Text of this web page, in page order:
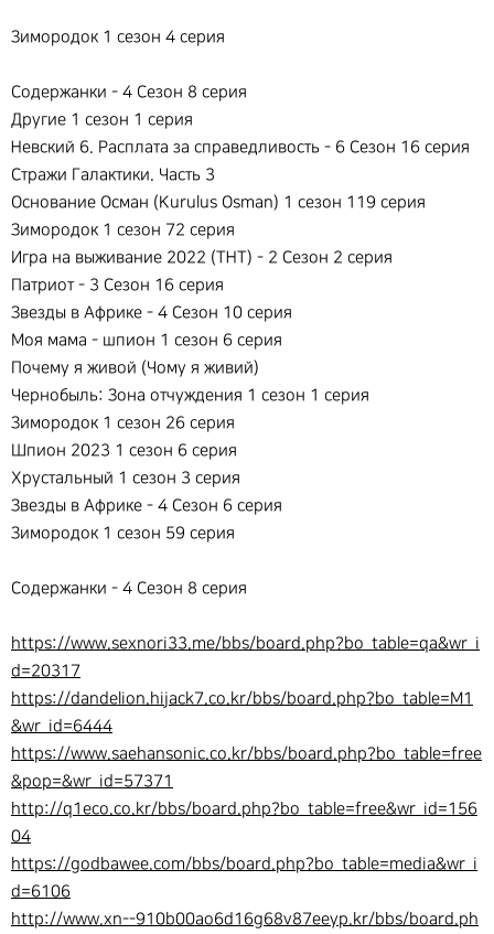
Зимородок 1 сезон 4 серия
Содержанки - 4 Сезон 8 серия
Другие 1 сезон 1 серия
Невский 6. Расплата за справедливость - 6 Сезон 16 серия
Стражи Галактики. Часть 3
Основание Осман (Kurulus Osman) 1 сезон 119 серия
Зимородок 1 сезон 72 серия
Игра на выживание 2022 (ТНТ) - 2 Сезон 2 серия
Патриот - 3 Сезон 16 серия
Звезды в Африке - 4 Сезон 10 серия
Моя мама - шпион 1 сезон 6 серия
Почему я живой (Чому я живий)
Чернобыль: Зона отчуждения 1 сезон 1 серия
Зимородок 1 сезон 26 серия
Шпион 2023 1 сезон 6 серия
Хрустальный 1 сезон 3 серия
Звезды в Африке - 4 Сезон 6 серия
Зимородок 1 сезон 59 серия
Содержанки - 4 Сезон 8 серия
https://www.sexnori33.me/bbs/board.php?bo_table=qa&wr_i
d=20317
https://dandelion.hijack7.co.kr/bbs/board.php?bo_table=M1
&wr_id=6444
https://www.saehansonic.co.kr/bbs/board.php?bo_table=free
&pop=&wr_id=57371
http://q1eco.co.kr/bbs/board.php?bo_table=free&wr_id=156
04
https://godbawee.com/bbs/board.php?bo_table=media&wr_i
d=6106
http://www.xn--910b00ao6d16g68v87eeyp.kr/bbs/board.ph